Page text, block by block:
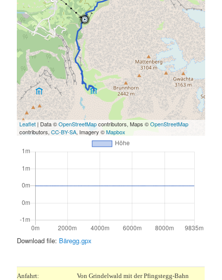
Leaflet | Data ©OpenStreetMapcontributors, Maps ©OpenStreetMap
contributors,CC-BY-SA, Imagery ©Mapbox
Download file: Bäregg.gpx
Anfahrt:
Von Grindelwald mit der Pfingstegg-Bahn